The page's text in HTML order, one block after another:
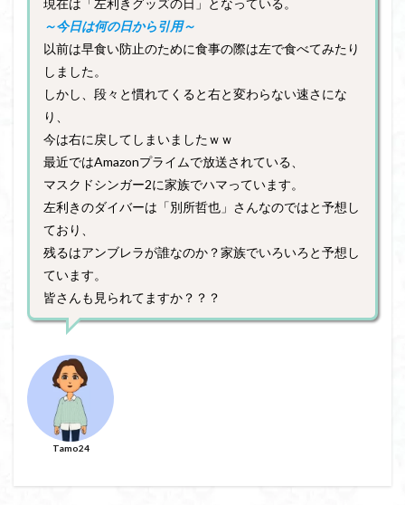
現在は「左利きグッズの日」となっている。
～今日は何の日から引用～
以前は早食い防止のために食事の際は左で食べてみたり
しました。
しかし、段々と慣れてくると右と変わらない速さにな
り、
今は右に戻してしまいましたｗｗ
最近ではAmazonプライムで放送されている、
マスクドシンガー2に家族でハマっています。
左利きのダイバーは「別所哲也」さんなのではと予想し
ており、
残るはアンブレラが誰なのか？家族でいろいろと予想し
ています。
皆さんも見られてますか？？？
Tamo24